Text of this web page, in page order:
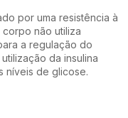
por uma resistência à
não utiliza
a regulação do
da insulina
níveis de glicose.